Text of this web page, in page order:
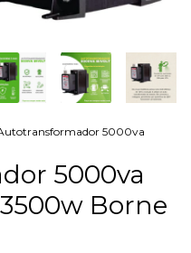
5000va
5000va
Borne